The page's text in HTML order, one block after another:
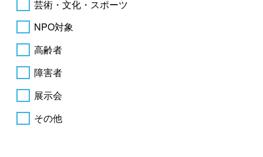
芸術・文化・スポーツ
NPO対象
高齢者
障害者
展示会
その他